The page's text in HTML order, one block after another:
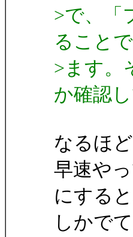
>で、「
ること
>ます。
か確認
なるほ
早速や
にする
しかで